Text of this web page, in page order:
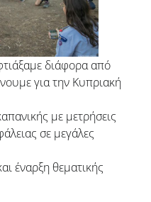
διάφορα από
για την Κυπριακή
με μετρήσεις
σε μεγάλες
έναρξη θεματικής